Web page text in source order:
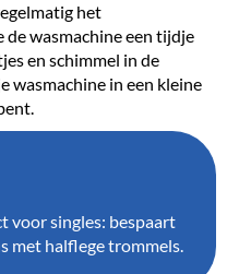
het
de wasmachine een tijdje
en schimmel in de
wasmachine in een kleine
voor singles: bespaart
met halflege trommels.